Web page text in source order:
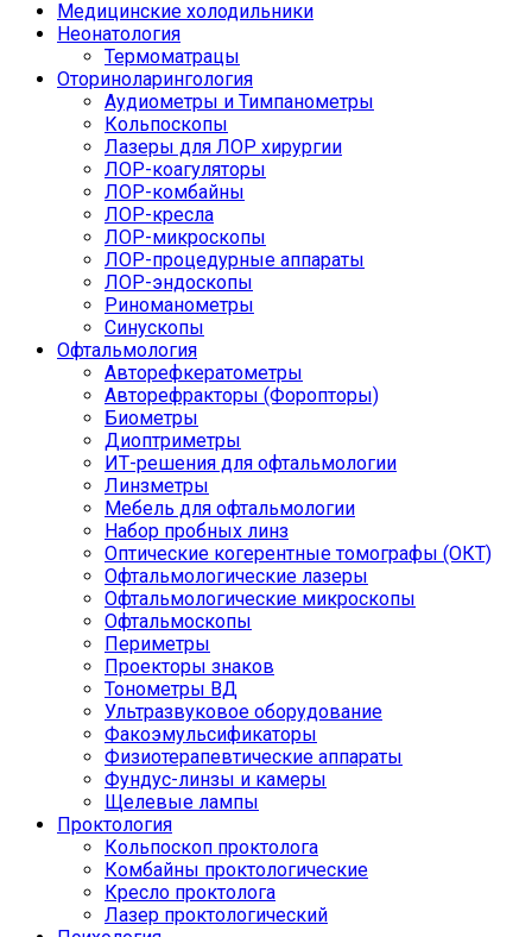
Медицинские холодильники
Неонатология
Термоматрацы
Оториноларингология
Аудиометры и Тимпанометры
Кольпоскопы
Лазеры для ЛОР хирургии
ЛОР-коагуляторы
ЛОР-комбайны
ЛОР-кресла
ЛОР-микроскопы
ЛОР-процедурные аппараты
ЛОР-эндоскопы
Риноманометры
Синускопы
Офтальмология
Авторефкератометры
Авторефракторы (Форопторы)
Биометры
Диоптриметры
ИТ-решения для офтальмологии
Линзметры
Мебель для офтальмологии
Набор пробных линз
Оптические когерентные томографы (ОКТ)
Офтальмологические лазеры
Офтальмологические микроскопы
Офтальмоскопы
Периметры
Проекторы знаков
Тонометры ВД
Ультразвуковое оборудование
Факоэмульсификаторы
Физиотерапевтические аппараты
Фундус-линзы и камеры
Щелевые лампы
Проктология
Кольпоскоп проктолога
Комбайны проктологические
Кресло проктолога
Лазер проктологический